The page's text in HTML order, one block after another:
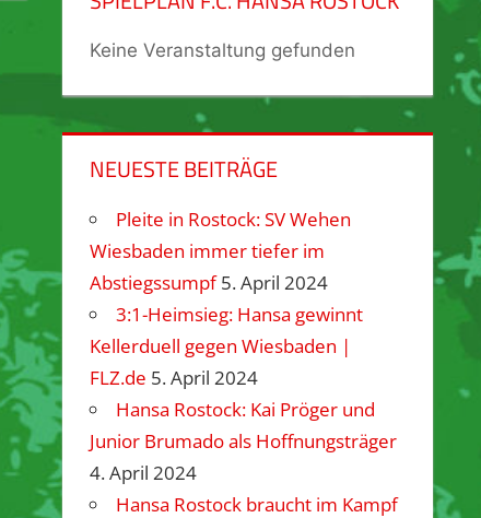
Keine Veranstaltung gefunden
NEUESTE BEITRÄGE
Pleite in Rostock: SV Wehen
Wiesbaden immer tiefer im
Abstiegssumpf 5. April 2024
3:1-Heimsieg: Hansa gewinnt
Kellerduell gegen Wiesbaden |
FLZ.de 5. April 2024
Hansa Rostock: Kai Pröger und
Junior Brumado als Hoffnungsträger
4. April 2024
Hansa Rostock braucht im Kampf